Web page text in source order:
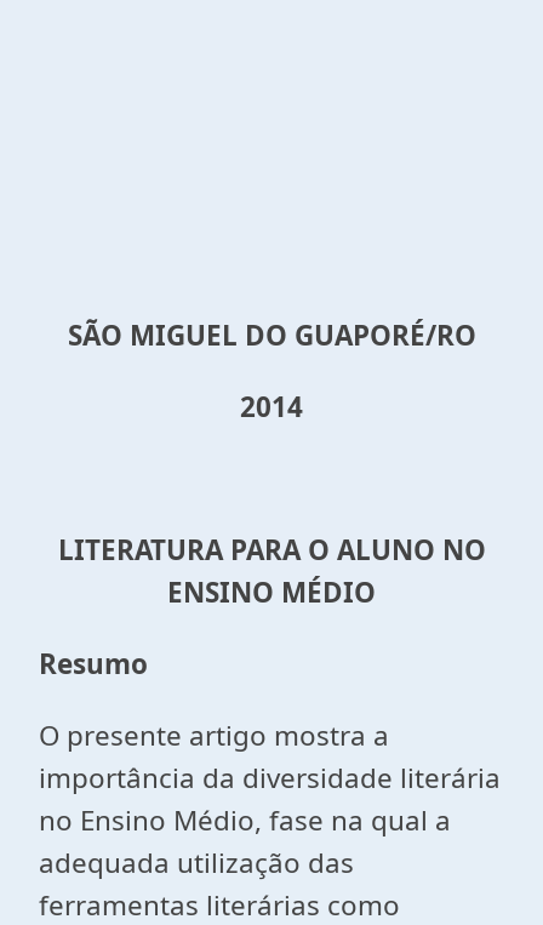
SÃO MIGUEL DO GUAPORÉ/RO
2014
LITERATURA PARA O ALUNO NO
ENSINO MÉDIO
Resumo
O presente artigo mostra a
importância da diversidade literária
no Ensino Médio, fase na qual a
adequada utilização das
ferramentas literárias como